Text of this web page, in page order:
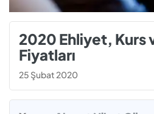
2020 Ehliyet, Kurs
Fiyatları
25 Şubat 2020